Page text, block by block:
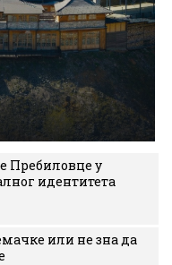
Пребиловце у
идентитета
или не зна да